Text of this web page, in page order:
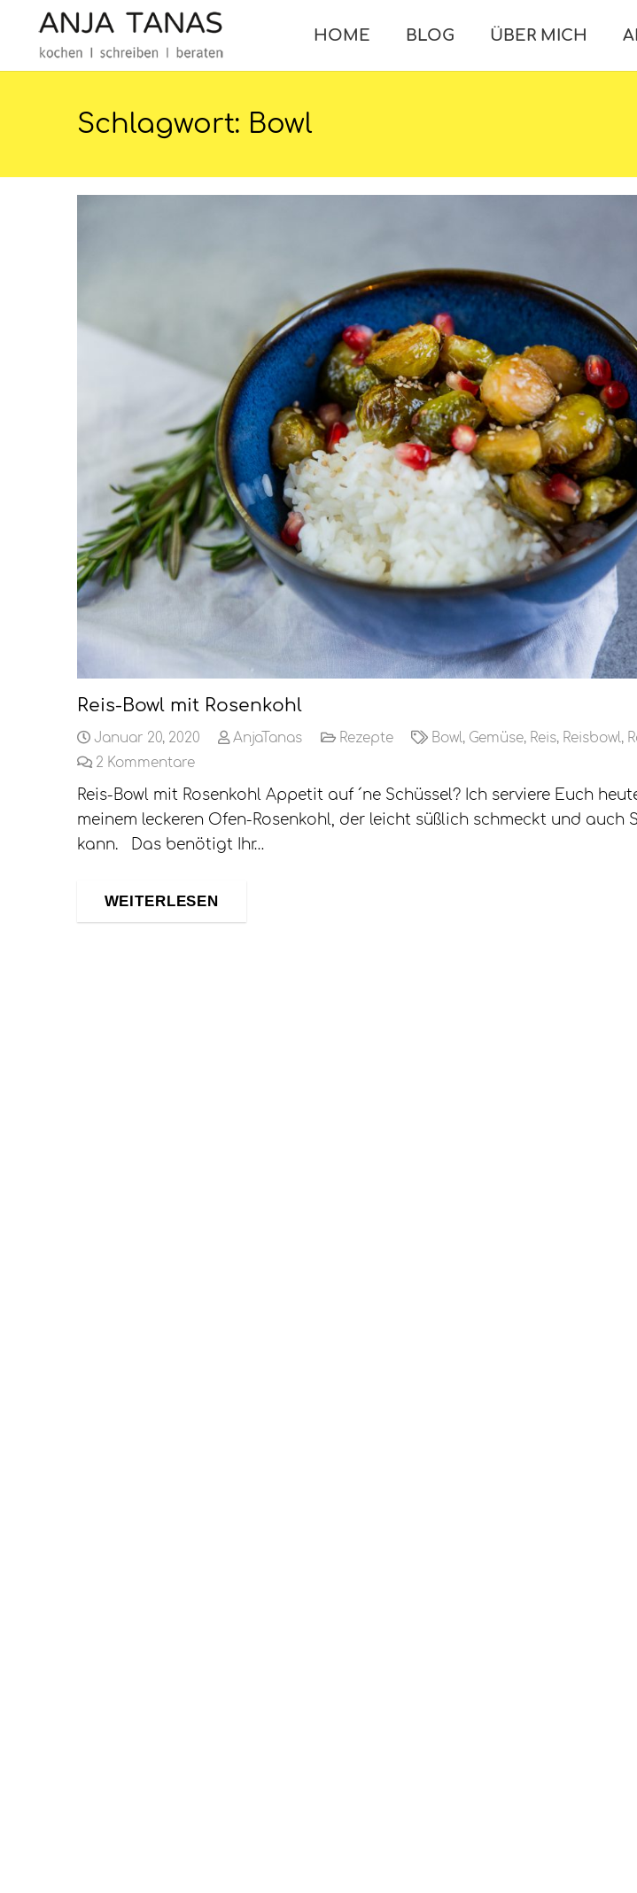
HOME BLOG ÜBER MICH
Schlagwort: Bowl
Reis-Bowl mit Rosenkohl
Januar 20, 2020 AnjaTanas Rezepte Bowl, Gemüse, Reis, Reisbowl,
2 Kommentare
Reis-Bowl mit Rosenkohl Appetit auf ´ne Schüssel? Ich serviere Euch
meinem leckeren Ofen-Rosenkohl, der leicht süßlich schmeckt und auch
kann. Das benötigt Ihr…
WEITERLESEN